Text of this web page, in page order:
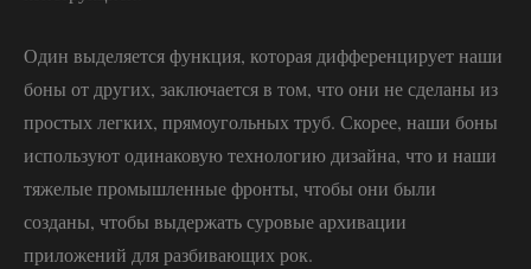
Один выделяется функция, которая дифференцирует наши
боны от других, заключается в том, что они не сделаны из
простых легких, прямоугольных труб. Скорее, наши боны
используют одинаковую технологию дизайна, что и наши
тяжелые промышленные фронты, чтобы они были
созданы, чтобы выдержать суровые архивации
приложений для разбивающих рок.